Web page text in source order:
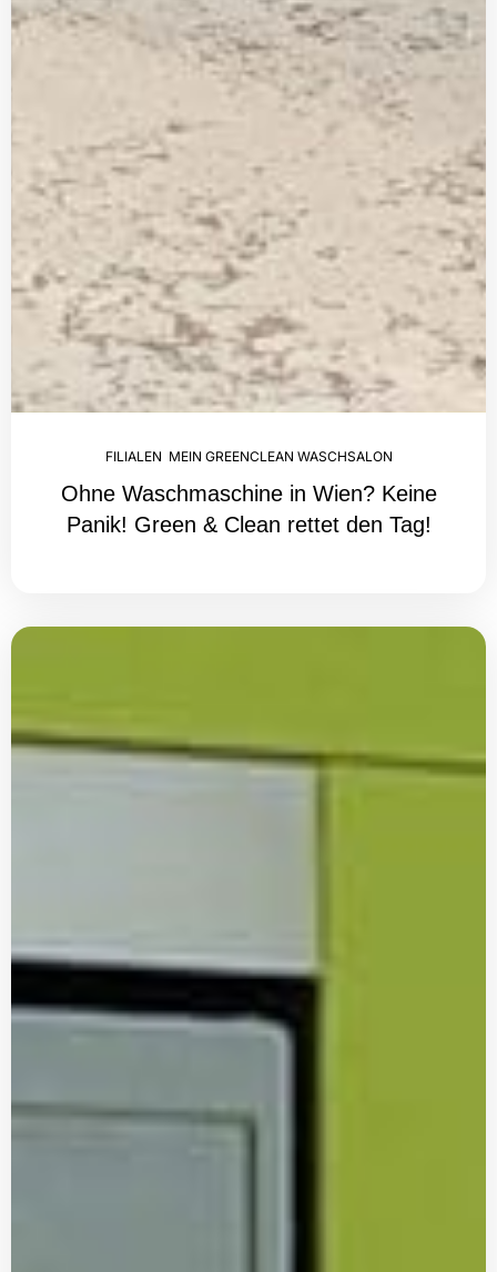
FILIALEN MEIN GREENCLEAN WASCHSALON
Ohne Waschmaschine in Wien? Keine
Panik! Green & Clean rettet den Tag!